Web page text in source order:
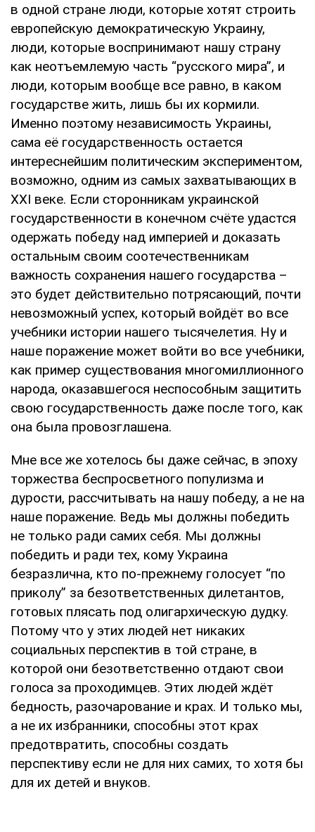
в одной стране люди, которые хотят строить
европейскую демократическую Украину,
люди, которые воспринимают нашу страну
как неотъемлемую часть “русского мира”, и
люди, которым вообще все равно, в каком
государстве жить, лишь бы их кормили.
Именно поэтому независимость Украины,
сама её государственность остается
интереснейшим политическим экспериментом,
возможно, одним из самых захватывающих в
XXI веке. Если сторонникам украинской
государственности в конечном счёте удастся
одержать победу над империей и доказать
остальным своим соотечественникам
важность сохранения нашего государства –
это будет действительно потрясающий, почти
невозможный успех, который войдёт во все
учебники истории нашего тысячелетия. Ну и
наше поражение может войти во все учебники,
как пример существования многомиллионного
народа, оказавшегося неспособным защитить
свою государственность даже после того, как
она была провозглашена.
Мне все же хотелось бы даже сейчас, в эпоху
торжества беспросветного популизма и
дурости, рассчитывать на нашу победу, а не на
наше поражение. Ведь мы должны победить
не только ради самих себя. Мы должны
победить и ради тех, кому Украина
безразлична, кто по-прежнему голосует “по
приколу” за безответственных дилетантов,
готовых плясать под олигархическую дудку.
Потому что у этих людей нет никаких
социальных перспектив в той стране, в
которой они безответственно отдают свои
голоса за проходимцев. Этих людей ждёт
бедность, разочарование и крах. И только мы,
а не их избранники, способны этот крах
предотвратить, способны создать
перспективу если не для них самих, то хотя бы
для их детей и внуков.